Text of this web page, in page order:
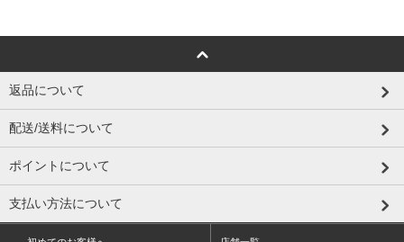
返品について
配送/送料について
ポイントについて
支払い方法について